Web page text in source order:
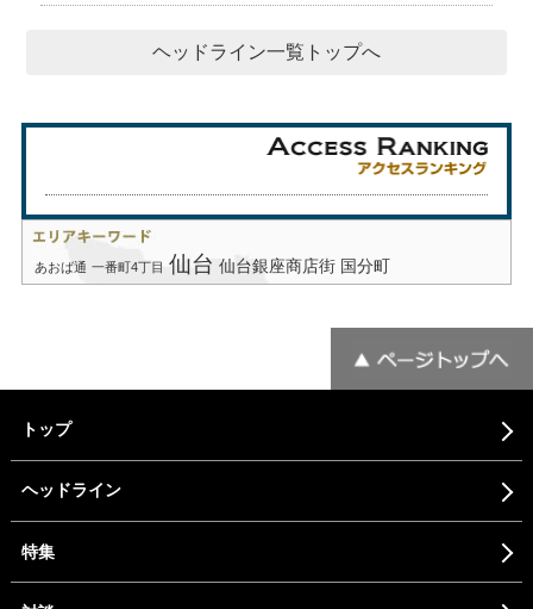
ヘッドライン一覧トップへ
あおば通 一番町4丁目 仙台 仙台銀座商店街 国分町
トップ
ヘッドライン
特集